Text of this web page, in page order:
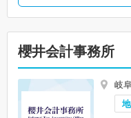
櫻井会計事務所
岐